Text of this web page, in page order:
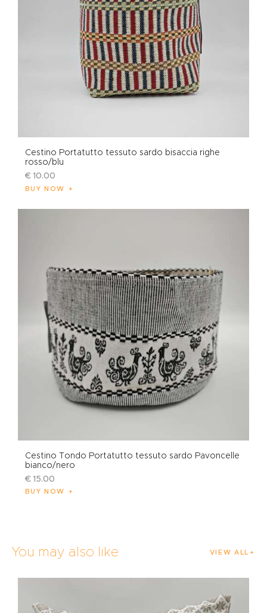
Cestino Portatutto tessuto sardo bisaccia righe
rosso/blu
€ 10.00
BUY NOW
Cestino Tondo Portatutto tessuto sardo Pavoncelle
bianco/nero
€ 15.00
BUY NOW
You may also like VIEW ALL